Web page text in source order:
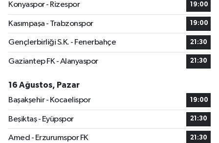
Konyaspor - Rizespor
19:00
Kasımpaşa - Trabzonspor 19:00
Gençlerbirliği S.K. - Fenerbahçe 21:30
Gaziantep FK - Alanyaspor 21:30
16 Ağustos, Pazar
Başakşehir - Kocaelispor
19:00
Beşiktaş - Eyüpspor 21:30
Amed - Erzurumspor FK 21:30